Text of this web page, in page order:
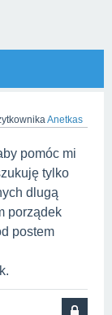
Anetkas
pomóc mi
tylko
dlugą
porządek
postem